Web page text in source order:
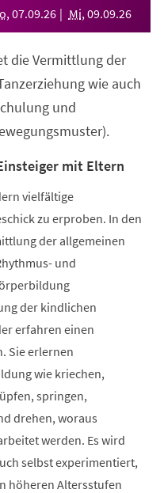
, 07.09.26 Mi, 09.09.26
die Vermittlung der
wie auch
und
mit Eltern
vielfältige
zu erproben. In den
der allgemeinen
und
der kindlichen
erfahren einen
Sie erlernen
wie kriechen,
springen,
drehen, woraus
werden. Es wird
selbst experimentiert,
höheren Altersstufen